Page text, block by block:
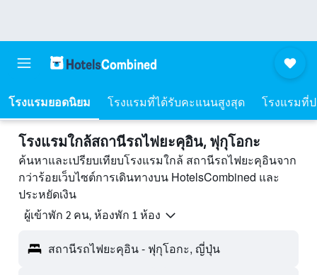
โรงแรมยอดนิยม โรงแรมที่ได้รับคะแนนสูงสุด โรงแรมที่
โรงแรมใกล้สถานีรถไฟยะคุอิน, ฟุกุโอกะ
ค้นหาและเปรียบเทียบโรงแรมใกล้ สถานีรถไฟยะคุอินจาก
กว่าร้อยเว็บไซต์การเดินทางบน HotelsCombined และ
ประหยัดเงิน
ผู้เข้าพัก 2 คน, ห้องพัก 1 ห้อง
สถานีรถไฟยะคุอิน - ฟุกุโอกะ, ญี่ปุ่น